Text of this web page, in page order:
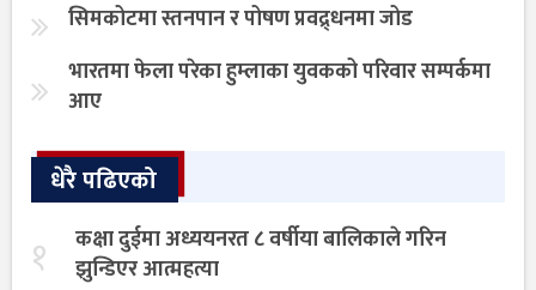
सिमकोटमा स्तनपान र पोषण प्रवद्र्धनमा जोड
भारतमा फेला परेका हुम्लाका युवकको परिवार सम्पर्कमा
आए
धेरै पढिएको
१
कक्षा दुईमा अध्ययनरत ८ वर्षीया बालिकाले गरिन
झुन्डिएर आत्महत्या